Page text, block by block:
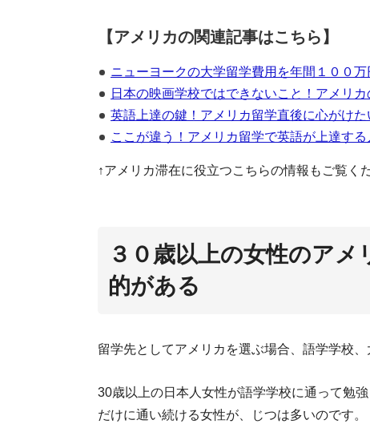
【アメリカの関連記事はこちら】
ニューヨークの大学留学費用を年間１００
日本の映画学校ではできないこと！アメリ
英語上達の鍵！アメリカ留学直後に心がけた
ここが違う！アメリカ留学で英語が上達する
↑アメリカ滞在に役立つこちらの情報もご覧く
３０歳以上の女性のアメ
的がある
留学先としてアメリカを選ぶ場合、語学学校
30歳以上の日本人女性が語学学校に通って勉
だけに通い続ける女性が、じつは多いのです。